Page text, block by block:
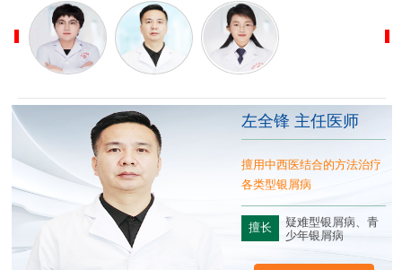
左全锋 主任医师
擅用中西医结合的方法治疗
各类型银屑病
擅长
疑难型银屑病、青
少年银屑病